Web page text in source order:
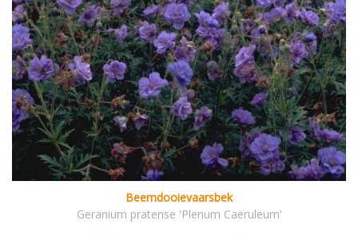
Beemdooievaarsbek
Geranium pratense 'Plenum Caeruleum'